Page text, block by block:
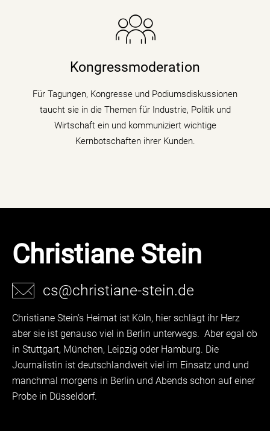
Kongressmoderation
Für Tagungen, Kongresse und Podiumsdiskussionen
taucht sie in die Themen für Industrie, Politik und
Wirtschaft ein und kommuniziert wichtige
Kernbotschaften ihrer Kunden.
Die Nachrichenjournalistin eröffnet Vorständen,
Ministern und Wirtschaftsgrößen die Bühne auf
Kongressen und Fachtagungen und füllt
Podiumsdiskussionen und Talks mit Kompetenz,
Charme und Lebendigkeit.
mehr erfahren
Christiane Stein
cs@christiane-stein.de
Christiane Stein’s Heimat ist Köln, hier schlägt ihr Herz
aber sie ist genauso viel in Berlin unterwegs. Aber egal ob
in Stuttgart, München, Leipzig oder Hamburg. Die
Journalistin ist deutschlandweit viel im Einsatz und und
manchmal morgens in Berlin und Abends schon auf einer
Probe in Düsseldorf.